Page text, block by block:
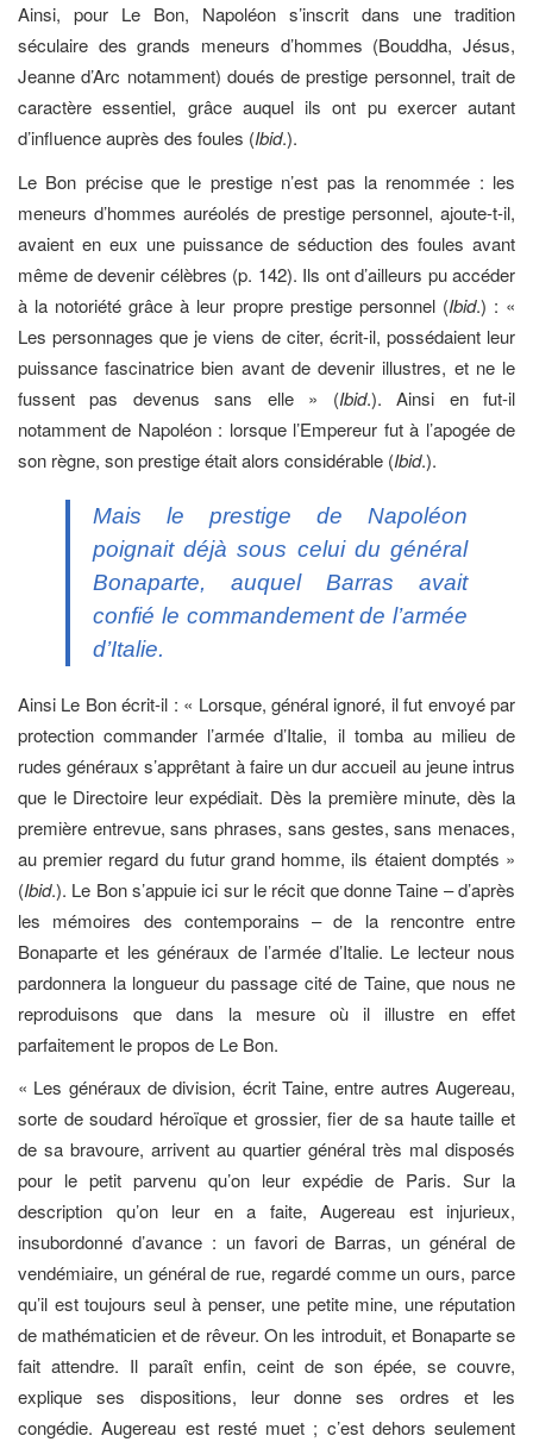
Ainsi, pour Le Bon, Napoléon s’inscrit dans une tradition
séculaire des grands meneurs d’hommes (Bouddha, Jésus,
Jeanne d’Arc notamment) doués de prestige personnel, trait de
caractère essentiel, grâce auquel ils ont pu exercer autant
d’influence auprès des foules (Ibid.).
Le Bon précise que le prestige n’est pas la renommée : les
meneurs d’hommes auréolés de prestige personnel, ajoute-t-il,
avaient en eux une puissance de séduction des foules avant
même de devenir célèbres (p. 142). Ils ont d’ailleurs pu accéder
à la notoriété grâce à leur propre prestige personnel (Ibid.) : «
Les personnages que je viens de citer, écrit-il, possédaient leur
puissance fascinatrice bien avant de devenir illustres, et ne le
fussent pas devenus sans elle » (Ibid.). Ainsi en fut-il
notamment de Napoléon : lorsque l’Empereur fut à l’apogée de
son règne, son prestige était alors considérable (Ibid.).
Mais le prestige de Napoléon
poignait déjà sous celui du général
Bonaparte, auquel Barras avait
confié le commandement de l’armée
d’Italie.
Ainsi Le Bon écrit-il : « Lorsque, général ignoré, il fut envoyé par
protection commander l’armée d’Italie, il tomba au milieu de
rudes généraux s’apprêtant à faire un dur accueil au jeune intrus
que le Directoire leur expédiait. Dès la première minute, dès la
première entrevue, sans phrases, sans gestes, sans menaces,
au premier regard du futur grand homme, ils étaient domptés »
(Ibid.). Le Bon s’appuie ici sur le récit que donne Taine – d’après
les mémoires des contemporains – de la rencontre entre
Bonaparte et les généraux de l’armée d’Italie. Le lecteur nous
pardonnera la longueur du passage cité de Taine, que nous ne
reproduisons que dans la mesure où il illustre en effet
parfaitement le propos de Le Bon.
« Les généraux de division, écrit Taine, entre autres Augereau,
sorte de soudard héroïque et grossier, fier de sa haute taille et
de sa bravoure, arrivent au quartier général très mal disposés
pour le petit parvenu qu’on leur expédie de Paris. Sur la
description qu’on leur en a faite, Augereau est injurieux,
insubordonné d’avance : un favori de Barras, un général de
vendémiaire, un général de rue, regardé comme un ours, parce
qu’il est toujours seul à penser, une petite mine, une réputation
de mathématicien et de rêveur. On les introduit, et Bonaparte se
fait attendre. Il paraît enfin, ceint de son épée, se couvre,
explique ses dispositions, leur donne ses ordres et les
congédie. Augereau est resté muet ; c’est dehors seulement